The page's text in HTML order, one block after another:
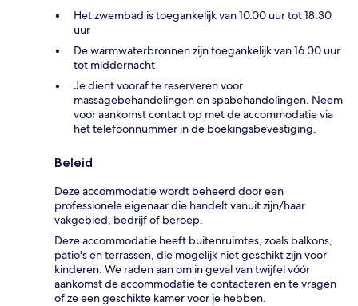
Het zwembad is toegankelijk van 10.00 uur tot 18.30
uur
De warmwaterbronnen zijn toegankelijk van 16.00 uur
tot middernacht
Je dient vooraf te reserveren voor
massagebehandelingen en spabehandelingen. Neem
voor aankomst contact op met de accommodatie via
het telefoonnummer in de boekingsbevestiging.
Beleid
Deze accommodatie wordt beheerd door een
professionele eigenaar die handelt vanuit zijn/haar
vakgebied, bedrijf of beroep.
Deze accommodatie heeft buitenruimtes, zoals balkons,
patio's en terrassen, die mogelijk niet geschikt zijn voor
kinderen. We raden aan om in geval van twijfel vóór
aankomst de accommodatie te contacteren en te vragen
of ze een geschikte kamer voor je hebben.